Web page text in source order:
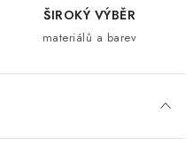
ŠIROKÝ VÝBĚR
materiálů a barev